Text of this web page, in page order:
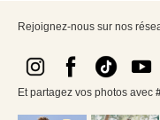
Rejoignez-nous sur nos
Et partagez vos photos avec